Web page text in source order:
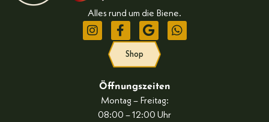
Alles rund um die Biene.
Shop
Öffnungszeiten
Montag – Freitag:
08:00 – 12:00 Uhr